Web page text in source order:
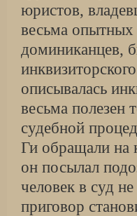
юристов,
весьма опытных
доминиканцев,
описывалась
весьма полезен
судебной
Ги обращали на
он посылал
человек в суд
приговор